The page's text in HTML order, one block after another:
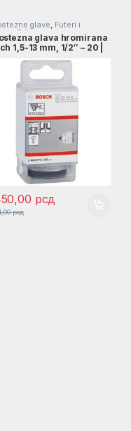
glave, Futeri i
Priborglava hromirana
1,5-13 mm, 1/2″ – 20 |
рсд
рсд